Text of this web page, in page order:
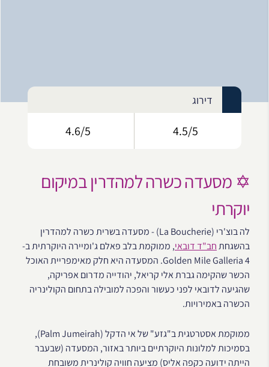
דירוג
4.5/5
4.6/5
✡️ מסעדה כשרה למהדרין במיקום
יוקרתי
לה בוצ'רי (La Boucherie) - מסעדה בשרית כשרה למהדרין
בהשגחתחב"ד דובאי, ממוקמת בלב פאלם ג'ומיירה היוקרתית ב-
Golden Mile Galleria 4. המסעדה היא חלק מאימפריית האוכל
הכשר שהקימה גברת אלי קריאל, יהודייה מדרום אפריקה,
שהגיעה לדובאי לפני כעשור והפכה למובילה בתחום הקולינריה
הכשרה באמירויות.
ממוקמת אסטרטגית ב"גזע" של אי הדקל (Palm Jumeirah),
בסמיכות למלונות היוקרתיים ביותר באזור, המסעדה (שבעבר
הייתה ידועה כקפה אליס) מציעה חוויה קולינרית משובחת